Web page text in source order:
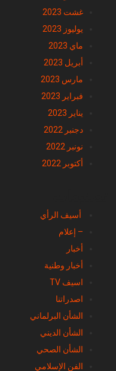
شتنبر 2023
غشت 2023
يوليوز 2023
ماي 2023
أبريل 2023
مارس 2023
فبراير 2023
يناير 2023
دجنبر 2022
نونبر 2022
تصنيفات
أسيف الرأي
– إعلام
أخبار
أخبار وطنية
اسيف TV
اصدراتنا
الشأن البرلماني
الشأن الديني
الشأن الصحي